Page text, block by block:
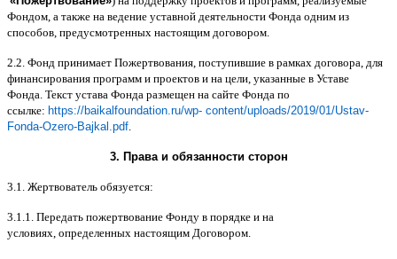
Фондом а также на ведение уставной деятельности Фонда одним из
способов предусмотренных настоящим договором
2.2. Фонд принимает Пожертвования поступившие в рамках договора для
финансирования программ и проектов и на цели указанные в Уставе
Фонда Текст устава Фонда размещен на сайте Фонда по
ссылке: https://baikalfoundation.ru/wp- content/uploads/2019/01/Ustav-
Fonda-Ozero-Bajkal.pdf
3. Права и обязанности сторон
3.1. Жертвователь обязуется:
3.1.1. Передать пожертвование Фонду в порядке и на
условиях определенных настоящим Договором